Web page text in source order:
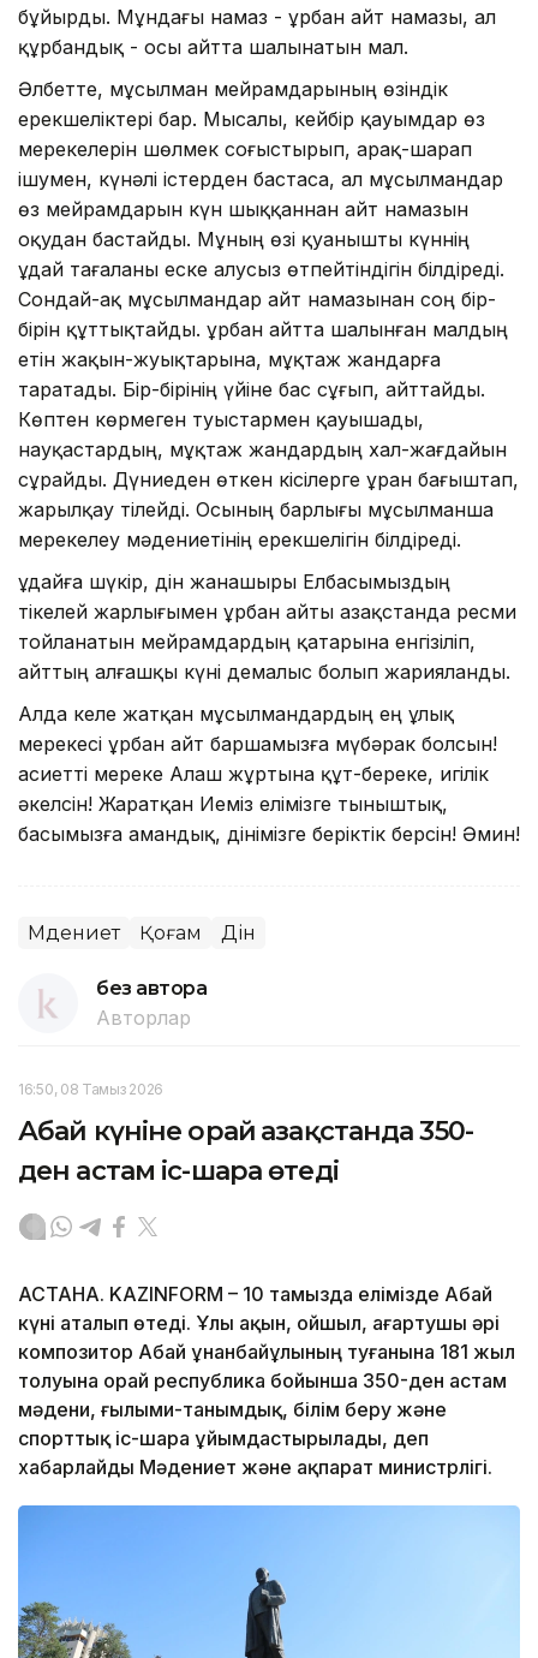
бұйырды. Мұндағы намаз - Құрбан айт намазы, ал
құрбандық - осы айтта шалынатын мал.
Әлбетте, мұсылман мейрамдарының өзіндік
ерекшеліктері бар. Мысалы, кейбір қауымдар өз
мерекелерін шөлмек соғыстырып, арақ-шарап
ішумен, күнәлі істерден бастаса, ал мұсылмандар
өз мейрамдарын күн шыққаннан айт намазын
оқудан бастайды. Мұның өзі қуанышты күннің
Құдай тағаланы еске алусыз өтпейтіндігін білдіреді.
Сондай-ақ мұсылмандар айт намазынан соң бір-
бірін құттықтайды. Құрбан айтта шалынған малдың
етін жақын-жуықтарына, мұқтаж жандарға
таратады. Бір-бірінің үйіне бас сұғып, айттайды.
Көптен көрмеген туыстармен қауышады,
науқастардың, мұқтаж жандардың хал-жағдайын
сұрайды. Дүниеден өткен кісілерге Құран бағыштап,
жарылқау тілейді. Осының барлығы мұ­сылманша
мерекелеу мәдениетінің ерекшелігін білдіреді.
Құдайға шүкір, дін жанашыры Елбасымыздың
тікелей жарлығымен Құрбан айты Қазақстанда ресми
тойланатын мейрамдардың қатарына енгізіліп,
айттың алғашқы күні демалыс болып жарияланды.
Алда келе жатқан мұсылмандардың ең ұлық
мерекесі Құрбан айт баршамызға мүбәрак болсын!
Қасиетті мереке Алаш жұртына құт-береке, игілік
әкелсін! Жаратқан Иеміз елімізге тыныштық,
басымызға амандық, дінімізге беріктік берсін! Әмин!
Мәдениет Қоғам Дін
без автора
Авторлар
16:50, 08 Тамыз 2026
Абай күніне орай Қазақстанда 350-
ден астам іс-шара өтеді
АСТАНА. KAZINFORM – 10 тамызда елімізде Абай
күні аталып өтеді. Ұлы ақын, ойшыл, ағартушы әрі
композитор Абай Құнанбайұлының туғанына 181 жыл
толуына орай республика бойынша 350-ден астам
мәдени, ғылыми-танымдық, білім беру және
спорттық іс-шара ұйымдастырылады, деп
хабарлайды Мәдениет және ақпарат министрлігі.